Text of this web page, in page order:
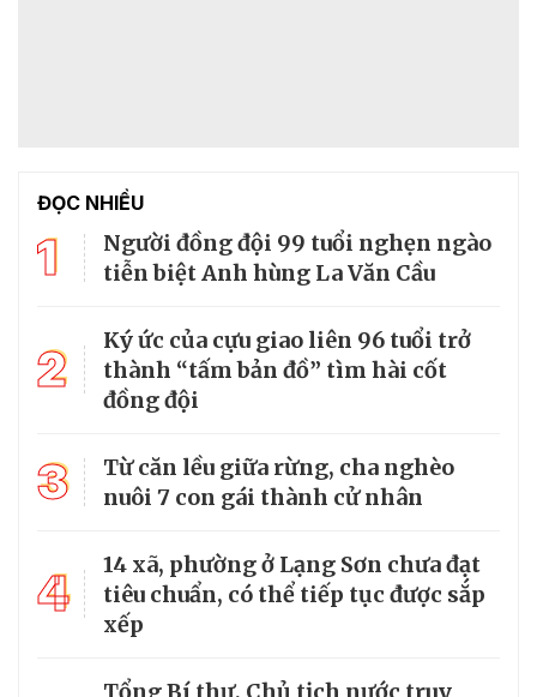
ĐỌC NHIỀU
1
Người đồng đội 99 tuổi nghẹn ngào
tiễn biệt Anh hùng La Văn Cầu
2
Ký ức của cựu giao liên 96 tuổi trở
thành “tấm bản đồ” tìm hài cốt
đồng đội
3
Từ căn lều giữa rừng, cha nghèo
nuôi 7 con gái thành cử nhân
4
14 xã, phường ở Lạng Sơn chưa đạt
tiêu chuẩn, có thể tiếp tục được sắp
xếp
Tổng Bí thư, Chủ tịch nước truy